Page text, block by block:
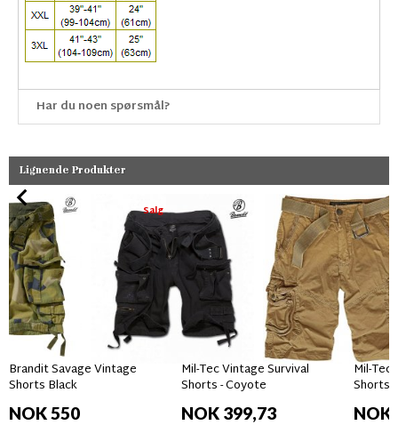
Har du noen spørsmål?
Lignende Produkter
Salg
Brandit Savage Vintage
Shorts Black
NOK 550
Mil-Tec Vintage Survival
Shorts - Coyote
NOK 399,73
Mil-Tec
Shorts
NOK